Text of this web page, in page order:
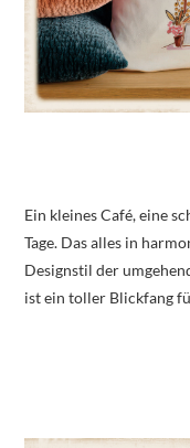
Ein kleines Café, eine
Tage. Das alles in
Designstil der
ist ein toller Blickfang